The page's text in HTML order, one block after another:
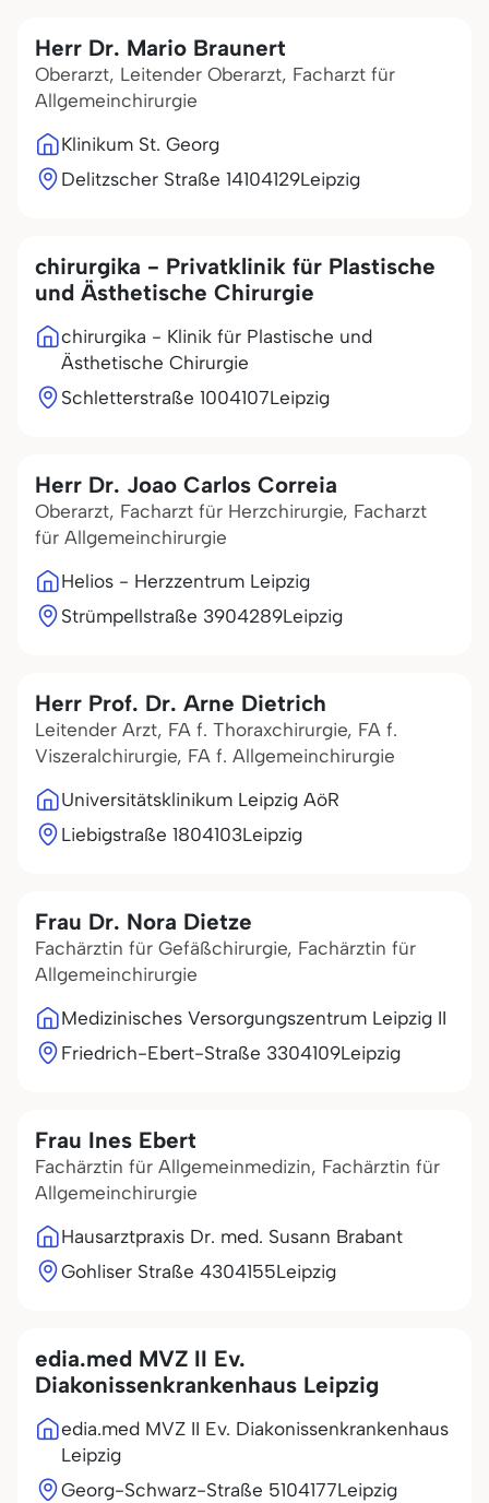
Herr Dr. Mario Braunert
Oberarzt, Leitender Oberarzt, Facharzt für
Allgemeinchirurgie
Klinikum St. Georg
Delitzscher Straße 14104129Leipzig
chirurgika - Privatklinik für Plastische
und Ästhetische Chirurgie
chirurgika - Klinik für Plastische und
Ästhetische Chirurgie
Schletterstraße 1004107Leipzig
Herr Dr. Joao Carlos Correia
Oberarzt, Facharzt für Herzchirurgie, Facharzt
für Allgemeinchirurgie
Helios - Herzzentrum Leipzig
Strümpellstraße 3904289Leipzig
Herr Prof. Dr. Arne Dietrich
Leitender Arzt, FA f. Thoraxchirurgie, FA f.
Viszeralchirurgie, FA f. Allgemeinchirurgie
Universitätsklinikum Leipzig AöR
Liebigstraße 1804103Leipzig
Frau Dr. Nora Dietze
Fachärztin für Gefäßchirurgie, Fachärztin für
Allgemeinchirurgie
Medizinisches Versorgungszentrum Leipzig II
Friedrich-Ebert-Straße 3304109Leipzig
Frau Ines Ebert
Fachärztin für Allgemeinmedizin, Fachärztin für
Allgemeinchirurgie
Hausarztpraxis Dr. med. Susann Brabant
Gohliser Straße 4304155Leipzig
edia.med MVZ II Ev.
Diakonissenkrankenhaus Leipzig
edia.med MVZ II Ev. Diakonissenkrankenhaus
Leipzig
Georg-Schwarz-Straße 5104177Leipzig